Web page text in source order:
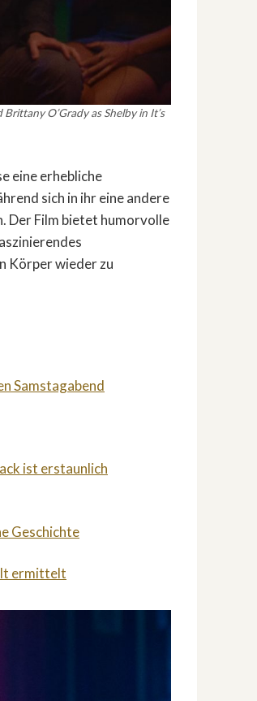
O’Grady as Shelby in It’s
eine erhebliche
sich in ihr eine andere
Der Film bietet humorvolle
Körper wieder zu
Samstagabend
ist erstaunlich
Geschichte
ermittelt